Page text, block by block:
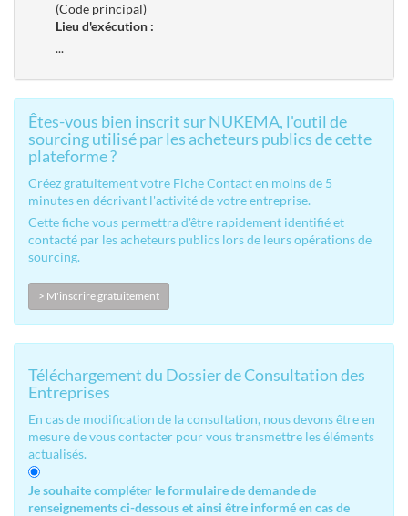
(Code principal)
Lieu d'exécution :
...
Êtes-vous bien inscrit sur NUKEMA, l'outil de
sourcing utilisé par les acheteurs publics de cette
plateforme ?
Créez gratuitement votre Fiche Contact en moins de 5
minutes en décrivant l'activité de votre entreprise.
Cette fiche vous permettra d'être rapidement identifié et
contacté par les acheteurs publics lors de leurs opérations de
sourcing.
> M'inscrire gratuitement
Téléchargement du Dossier de Consultation des
Entreprises
En cas de modification de la consultation, nous devons être en
mesure de vous contacter pour vous transmettre les éléments
actualisés.
Je souhaite compléter le formulaire de demande de
renseignements ci-dessous et ainsi être informé en cas de